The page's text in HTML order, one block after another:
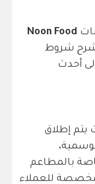
Noon Food
شروط
أحدث
يتم إطلاق
بالمطاعم
مخصصة للعملاء